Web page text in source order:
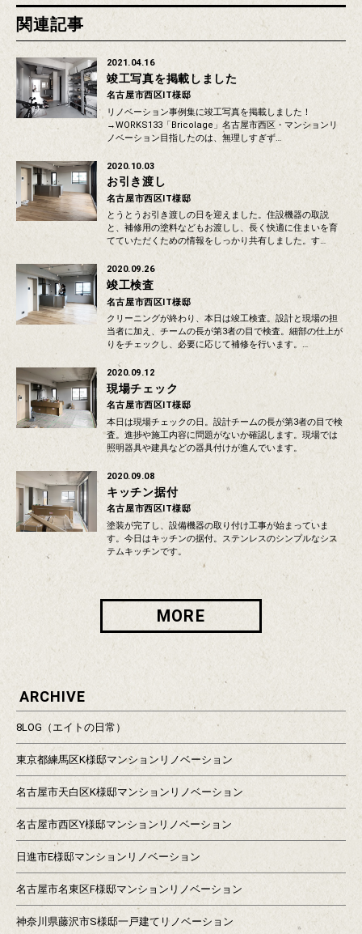
関連記事
2021.04.16
竣工写真を掲載しました
名古屋市西区IT様邸
リノベーション事例集に竣工写真を掲載しました！
→WORKS133「Bricolage」名古屋市西区・マンションリ
ノベーション目指したのは、無理しすぎず…
2020.10.03
お引き渡し
名古屋市西区IT様邸
とうとうお引き渡しの日を迎えました。住設機器の取説
と、補修用の塗料などもお渡しし、長く快適に住まいを育
てていただくための情報をしっかり共有しました。す…
2020.09.26
竣工検査
名古屋市西区IT様邸
クリーニングが終わり、本日は竣工検査。設計と現場の担
当者に加え、チームの長が第3者の目で検査。細部の仕上が
りをチェックし、必要に応じて補修を行います。…
2020.09.12
現場チェック
名古屋市西区IT様邸
本日は現場チェックの日。設計チームの長が第3者の目で検
査。進捗や施工内容に問題がないか確認します。現場では
照明器具や建具などの器具付けが進んでいます。
2020.09.08
キッチン据付
名古屋市西区IT様邸
塗装が完了し、設備機器の取り付け工事が始まっていま
す。今日はキッチンの据付。ステンレスのシンプルなシス
テムキッチンです。
MORE
ARCHIVE
8LOG（エイトの日常）
東京都練馬区K様邸マンションリノベーション
名古屋市天白区K様邸マンションリノベーション
名古屋市西区Y様邸マンションリノベーション
日進市E様邸マンションリノベーション
名古屋市名東区F様邸マンションリノベーション
神奈川県藤沢市S様邸一戸建てリノベーション